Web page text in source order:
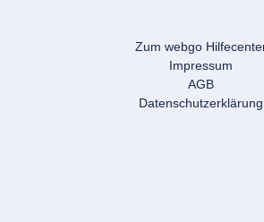
Zum webgo
Impressum
AGB
Datenschutzerklärung